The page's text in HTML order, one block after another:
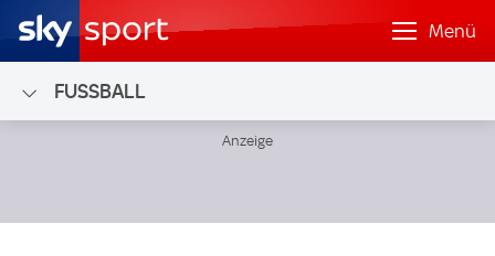
Menü
FUSSBALL